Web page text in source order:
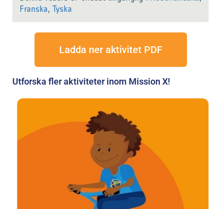
Franska, Tyska
Ladda ner aktivitet PDF
Utforska fler aktiviteter inom Mission X!